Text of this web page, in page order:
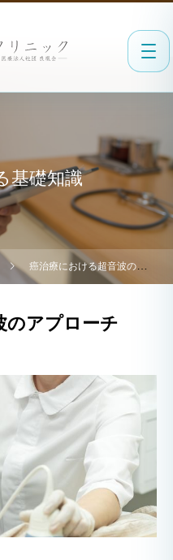
基礎知識
癌治療における超音波のアプローチ
のアプローチ